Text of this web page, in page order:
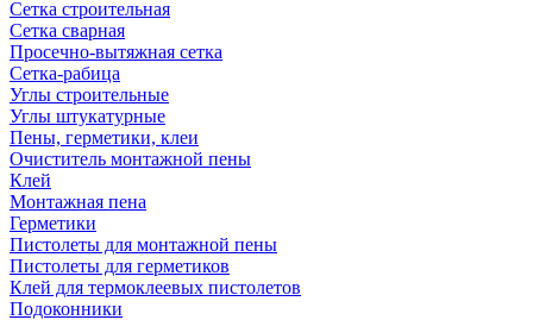
Сетка строительная
Сетка сварная
Просечно-вытяжная сетка
Сетка-рабица
Углы строительные
Углы штукатурные
Пены, герметики, клеи
Очиститель монтажной пены
Клей
Монтажная пена
Герметики
Пистолеты для монтажной пены
Пистолеты для герметиков
Клей для термоклеевых пистолетов
Подоконники